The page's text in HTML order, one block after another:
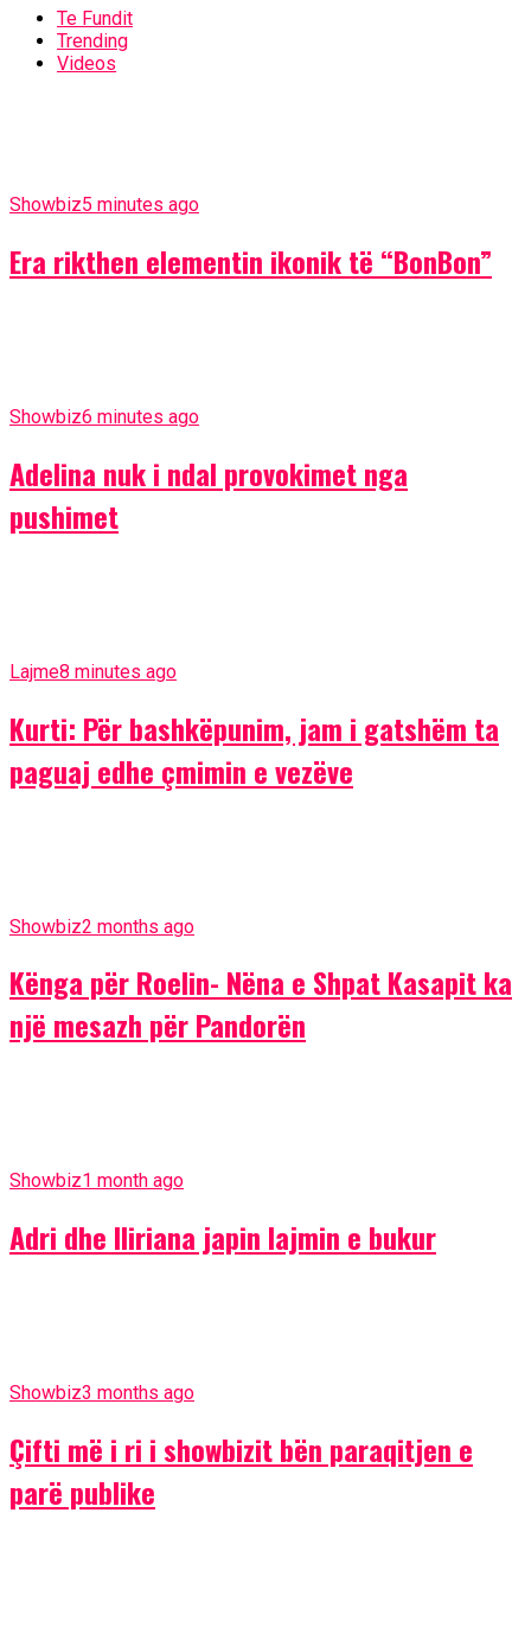
Te Fundit
Trending
Videos
Showbiz5 minutes ago
Era rikthen elementin ikonik të “BonBon”
Showbiz6 minutes ago
Adelina nuk i ndal provokimet nga
pushimet
Lajme8 minutes ago
Kurti: Për bashkëpunim, jam i gatshëm ta
paguaj edhe çmimin e vezëve
Showbiz2 months ago
Kënga për Roelin- Nëna e Shpat Kasapit ka
një mesazh për Pandorën
Showbiz1 month ago
Adri dhe Iliriana japin lajmin e bukur
Showbiz3 months ago
Çifti më i ri i showbizit bën paraqitjen e
parë publike